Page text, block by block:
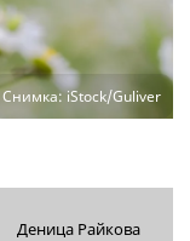
Снимка: iStock/Guliver
Деница Райкова